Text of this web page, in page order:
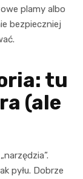
plamy albo
bezpieczniej
tu
(ale
pyłu. Dobrze